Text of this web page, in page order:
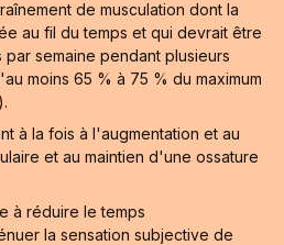
de musculation dont la
au fil du temps et qui devrait être
semaine pendant plusieurs
moins 65 % à 75 % du maximum
à la fois à l'augmentation et au
et au maintien d'une ossature
à réduire le temps
la sensation subjective de